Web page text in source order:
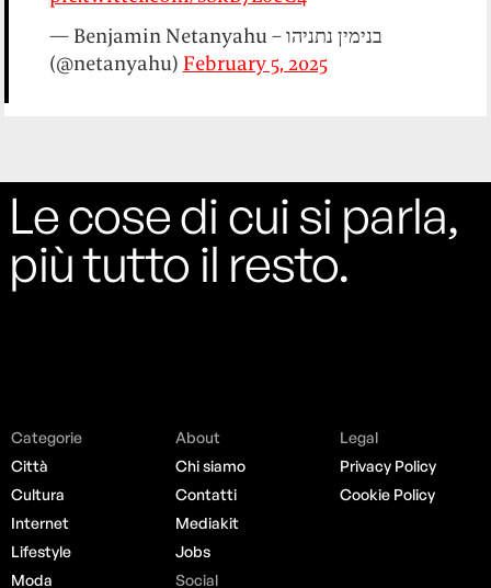
— Benjamin Netanyahu – בנימין נתניהו
(@netanyahu) February 5, 2025
Le cose di cui si parla,
più tutto il resto.
Categorie
Città
Cultura
Internet
Lifestyle
Moda
About
Chi siamo
Contatti
Mediakit
Jobs
Social
Legal
Privacy Policy
Cookie Policy